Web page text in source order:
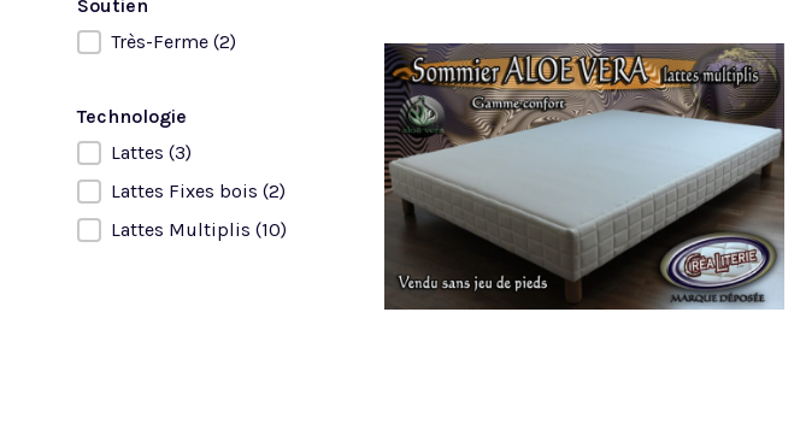
Soutien
Très-Ferme (2)
Technologie
Technologie
Lattes (3)
Lattes Fixes bois (2)
Lattes Multiplis (10)